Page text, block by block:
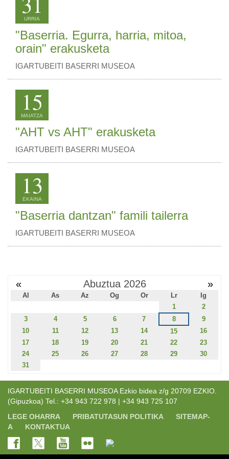
URRIA
"Baserria. Egurra, harria, mitoa,
orain" erakusketa
IGARTUBEITI BASERRI MUSEOA
15
MAIATZA
"AHT vs AHT" erakusketa
IGARTUBEITI BASERRI MUSEOA
13
EKAINA
"Baserria dantzan" famili tailerra
IGARTUBEITI BASERRI MUSEOA
« Abuztua 2026 »
Al As Az Og Or Lr
Ig
1
2
3
4 5 6 7 8
9
10
11 12 13 14 15
16
17
18 19 20 21 22
23
24
25 26 27 28 29
30
31
IGARTUBEITI BASERRI MUSEOA Ezkio bidea z/g 20709 EZKIO.
(Gipuzkoa) Tel.: +34 943 722 978 | +34 943 725 107
LEGE OHARRA
PRIBATUTASUN POLITIKA
SITEMAP-
A
KONTAKTUA